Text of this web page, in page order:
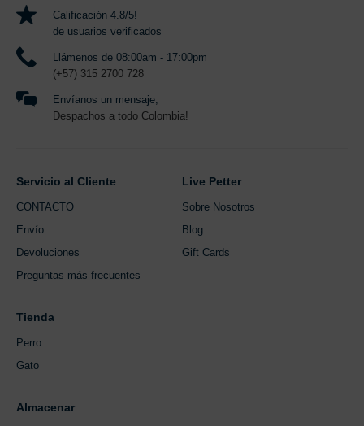
Calificación 4.8/5!
de usuarios verificados
Llámenos de 08:00am - 17:00pm
(+57) 315 2700 728
Envíanos un mensaje,
Despachos a todo Colombia!
Servicio al Cliente
CONTACTO
Envío
Devoluciones
Preguntas más frecuentes
Live Petter
Sobre Nosotros
Blog
Gift Cards
Tienda
Perro
Gato
Almacenar